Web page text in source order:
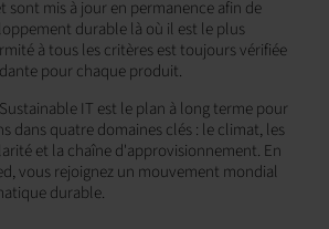
sont mis à jour en permanence afin de
durable là où il est le plus
à tous les critères est toujours vérifiée
pour chaque produit.
IT est le plan à long terme pour
dans quatre domaines clés : le climat, les
et la chaîne d'approvisionnement. En
vous rejoignez un mouvement mondial
durable.